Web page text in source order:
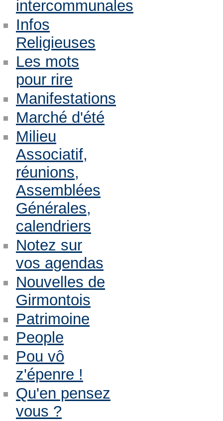
intercommunales
Infos
Religieuses
Les mots
pour rire
Manifestations
Marché d'été
Milieu
Associatif,
réunions,
Assemblées
Générales,
calendriers
Notez sur
vos agendas
Nouvelles de
Girmontois
Patrimoine
People
Pou vô
z'épenre !
Qu'en pensez
vous ?